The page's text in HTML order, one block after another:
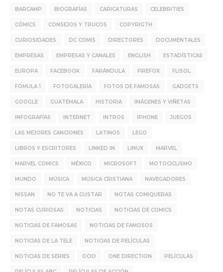
BARCAMP BIOGRAFÍAS CARICATURAS CELEBRITIES
CÓMICS CONSEJOS Y TRUCOS COPYRIGTH
CURIOSIDADES DC COMIS DIRECTORES DOCUMENTALES
EMPRESAS EMPRESAS Y CANALES ENGLISH ESTADÍSTICAS
EUROPA FACEBOOK FARÁNDULA FIREFOX FLISOL
FÓMULA 1 FOTOGALERÍA FOTOS DE FAMOSAS GADGETS
GOOGLE GUATEMALA HISTORIA IMÁGENES Y VIÑETAS
INFOGRAFÍAS INTERNET INTROS IPHONE JUEGOS
LAS MEJORES CANCIONES LATINOS LEGO
LIBROS Y ESCRITORES LINKED IN LINUX MARVEL
MARVEL COMICS MÉXICO MICROSOFT MOTOCICLISMO
MUNDO MÚSICA MÚSICA CRISTIANA NAVEGADORES
NISSAN NO TE VA A GUSTAR NOTAS COMIQUERAS
NOTAS CURIOSAS NOTICIAS NOTICIAS DE COMICS
NOTICIAS DE FAMOSAS NOTICIAS DE FAMOSOS
NOTICIAS DE LA TELE NOTICIAS DE PELÍCULAS
NOTICIAS DE SERIES OCIO ONE DIRECTION PELÍCULAS